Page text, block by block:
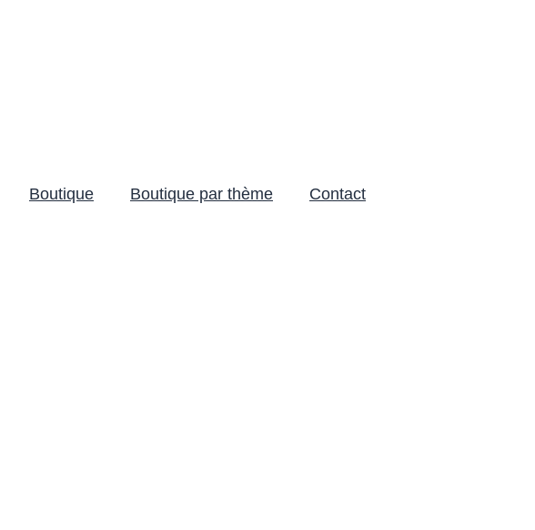
Boutique Boutique par thème Contact